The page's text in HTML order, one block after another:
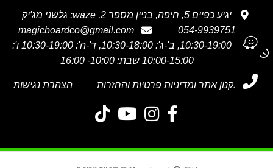
יגיע כפיים 5, חיפה, בניין מספר 2, waze: גלשני מג'יק
054-9939751
magicboardco@gmail.com
א' 10:30-19:00, ב'-ג': 10:30-18:00, ד'-ה': 10:30-19:00 ו':
10:00-15:00 שבת: 10:00- 16:00
תקנון אתר ומדיניות פרטיות והחזרות הצהרת נגישות